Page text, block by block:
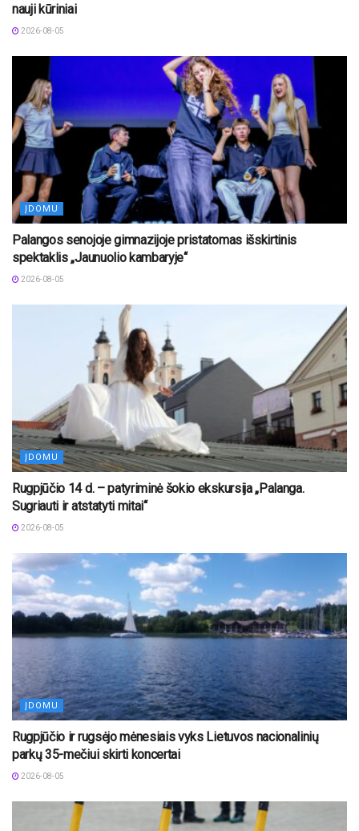
nauji kūriniai
2026-08-05
ĮDOMU
Palangos senojoje gimnazijoje pristatomas išskirtinis
spektaklis „Jaunuolio kambaryje“
2026-08-05
ĮDOMU
Rugpjūčio 14 d. – patyriminė šokio ekskursija „Palanga.
Sugriauti ir atstatyti mitai“
2026-08-05
ĮDOMU
Rugpjūčio ir rugsėjo mėnesiais vyks Lietuvos nacionalinių
parkų 35-mečiui skirti koncertai
2026-08-05